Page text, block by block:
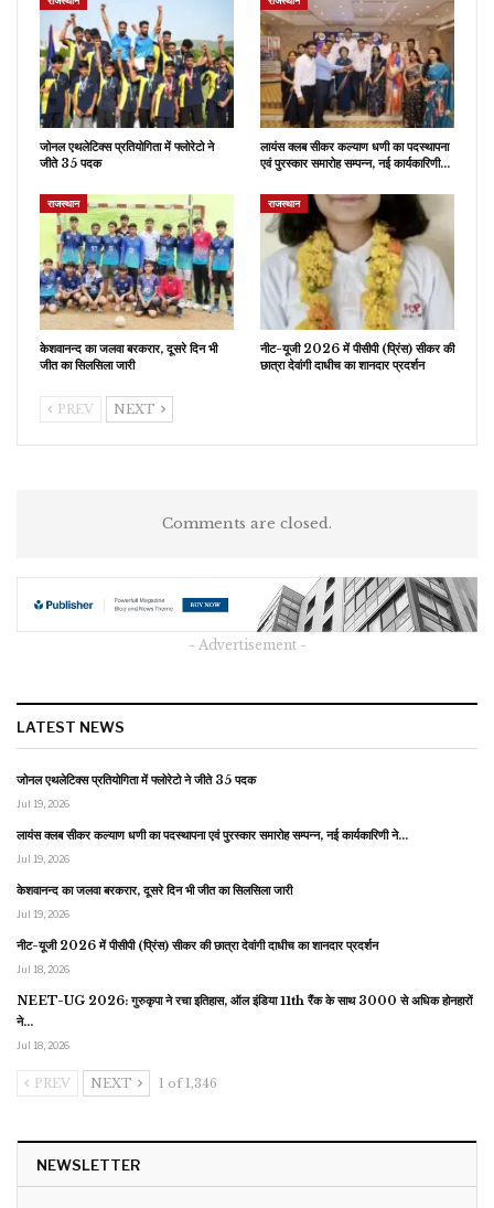
जोनल एथलेटिक्स प्रतियोगिता में फ्लोरेटो ने
जीते 35 पदक
लायंस क्लब सीकर कल्याण धणी का पदस्थापना
एवं पुरस्कार समारोह सम्पन्न, नई कार्यकारिणी…
राजस्थान
केशवानन्द का जलवा बरकरार, दूसरे दिन भी
जीत का सिलसिला जारी
राजस्थान
नीट-यूजी 2026 में पीसीपी (प्रिंस) सीकर की
छात्रा देवांगी दाधीच का शानदार प्रदर्शन
PREV NEXT
Comments are closed.
- Advertisement -
LATEST NEWS
जोनल एथलेटिक्स प्रतियोगिता में फ्लोरेटो ने जीते 35 पदक
Jul 19, 2026
लायंस क्लब सीकर कल्याण धणी का पदस्थापना एवं पुरस्कार समारोह सम्पन्न, नई कार्यकारिणी ने…
Jul 19, 2026
केशवानन्द का जलवा बरकरार, दूसरे दिन भी जीत का सिलसिला जारी
Jul 19, 2026
नीट-यूजी 2026 में पीसीपी (प्रिंस) सीकर की छात्रा देवांगी दाधीच का शानदार प्रदर्शन
Jul 18, 2026
NEET-UG 2026: गुरुकृपा ने रचा इतिहास, ऑल इंडिया 11th रैंक के साथ 3000 से अधिक होनहारों
ने…
Jul 18, 2026
PREV NEXT 1 of 1,346
NEWSLETTER